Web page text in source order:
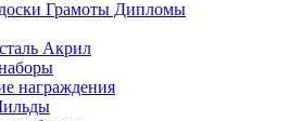
Грамоты Дипломы
Акрил
награждения